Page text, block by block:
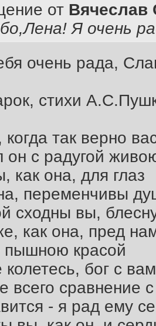
от Вячеслав
Я очень
очень рада,
стихи
так верно
он с радугой
как она, для глаз
переменчивы
сходны вы,
как она, пред
пышною красой
колетесь, бог с
всего сравнение
- я рад ему